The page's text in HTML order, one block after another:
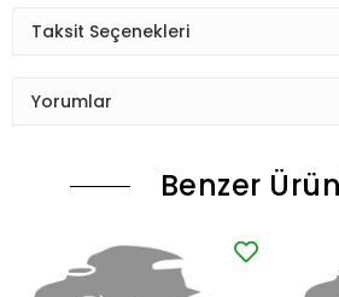
Taksit Seçenekleri
Yorumlar
Benzer